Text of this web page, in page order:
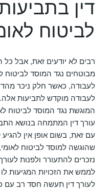
דין
לביטוח
רבים לא יודעים זאת, אבל כל
מבוטחים נגד המוסד לביטוח
לעבודה, כאשר חלק ניכר
לעבודה מוקדש לתביעות
המוגשת נגד המוסד לביטוח
עורך דין המתמחה בנושא
עם זאת, בשום אופן אין
שהוגשה למוסד לביטוח
נזכרים להתעורר ולפנות
לממש את הזכויות המגיעות לו
לעורך דין תעשה חסד רב עם